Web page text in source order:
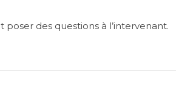
des questions à l’intervenant.